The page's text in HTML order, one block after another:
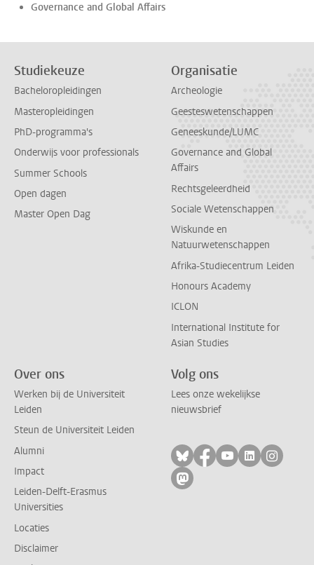
Governance and Global Affairs
Studiekeuze
Bacheloropleidingen
Masteropleidingen
PhD-programma's
Onderwijs voor professionals
Summer Schools
Open dagen
Master Open Dag
Organisatie
Archeologie
Geesteswetenschappen
Geneeskunde/LUMC
Governance and Global
Affairs
Rechtsgeleerdheid
Sociale Wetenschappen
Wiskunde en
Natuurwetenschappen
Afrika-Studiecentrum Leiden
Honours Academy
ICLON
International Institute for
Asian Studies
Over ons
Werken bij de Universiteit
Leiden
Steun de Universiteit Leiden
Alumni
Impact
Leiden-Delft-Erasmus
Universities
Locaties
Disclaimer
Volg ons
Lees onze wekelijkse
nieuwsbrief
Volg ons op bluesky
Volg ons op
Volg ons op
Volg ons
Volg
Volg ons op mastodon